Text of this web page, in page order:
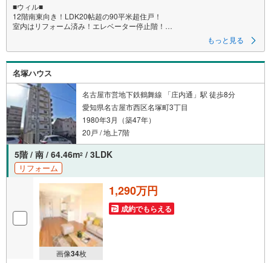
■ウィル■
12階南東向き！LDK20帖超の90平米超住戸！
室内はリフォーム済み！エレベーター停止階！
＝＝＝＝＝＝＝＝＝＝
〇地下鉄名城線「砂田橋」駅徒歩5分！3沿線利用可能の好アクセス！
〇12階部分×南東向きにつき陽当たり・眺望良好！
〇専有面積90.18平米のゆとりある3LDK！追加工事で4LDKへの変更も可能
です！
〇LDK約20.7帖の広々空間でご家族がゆったり寛げます！
〇2026年6月リフォーム完了済み！
〇ペット飼育可（規約有・2匹まで）！
〇総戸数796戸の大規模マンション！
もっと見る
名塚ハウス
名古屋市営地下鉄鶴舞線 「庄内通」駅 徒歩8分
愛知県名古屋市西区名塚町3丁目
1980年3月（築47年）
20戸 / 地上7階
5階 / 南 / 64.46m2 / 3LDK
リフォーム
画像34枚
1,290万円
成約でもらえる